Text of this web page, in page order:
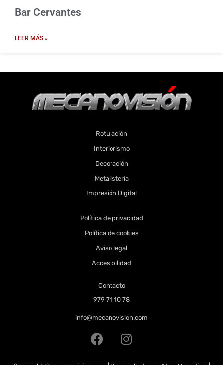
Bar Cervantes
LEER MÁS »
Rotulación
Interiorismo
Decoración
Metalistería
Impresión Digital
Política de privacidad
Política de cookies
Aviso legal
Accesibilidad
Contacto
979 71 10 78
info@mecanovision.com